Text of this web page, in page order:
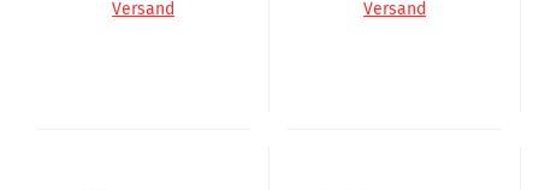
Versand
Versand